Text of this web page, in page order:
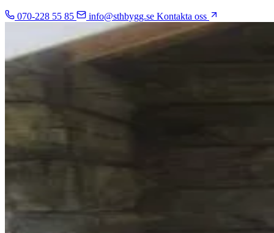
070-228 55 85 info@sthbygg.se Kontakta oss